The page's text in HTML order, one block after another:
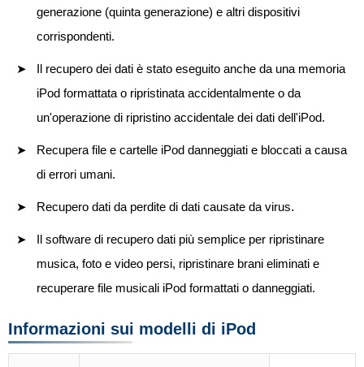
generazione (quinta generazione) e altri dispositivi
corrispondenti.
Il recupero dei dati è stato eseguito anche da una memoria
iPod formattata o ripristinata accidentalmente o da
un'operazione di ripristino accidentale dei dati dell'iPod.
Recupera file e cartelle iPod danneggiati e bloccati a causa
di errori umani.
Recupero dati da perdite di dati causate da virus.
Il software di recupero dati più semplice per ripristinare
musica, foto e video persi, ripristinare brani eliminati e
recuperare file musicali iPod formattati o danneggiati.
Informazioni sui modelli di iPod